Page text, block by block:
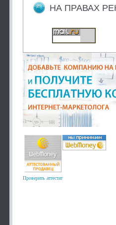
НА ПРАВАХ
Проверить аттестат